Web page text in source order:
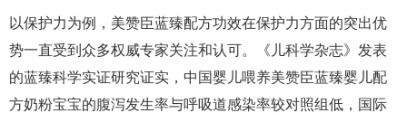
以保护力为例，美赞臣蓝臻配方功效在保护力方面的突出优
势一直受到众多权威专家关注和认可。《儿科学杂志》发表
的蓝臻科学实证研究证实，中国婴儿喂养美赞臣蓝臻婴儿配
方奶粉宝宝的腹泻发生率与呼吸道感染率较对照组低，国际